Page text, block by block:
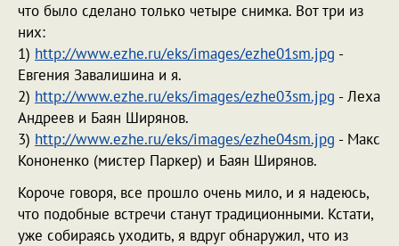
что было сделано только четыре снимка. Вот три из
них:
1) http://www.ezhe.ru/eks/images/ezhe01sm.jpg -
Евгения Завалишина и я.
2) http://www.ezhe.ru/eks/images/ezhe03sm.jpg - Леха
Андреев и Баян Ширянов.
3) http://www.ezhe.ru/eks/images/ezhe04sm.jpg - Макс
Кононенко (мистер Паркер) и Баян Ширянов.
Короче говоря, все прошло очень мило, и я надеюсь,
что подобные встречи станут традиционными. Кстати,
уже собираясь уходить, я вдруг обнаружил, что из